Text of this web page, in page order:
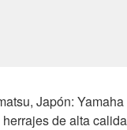
Japón:
de alta